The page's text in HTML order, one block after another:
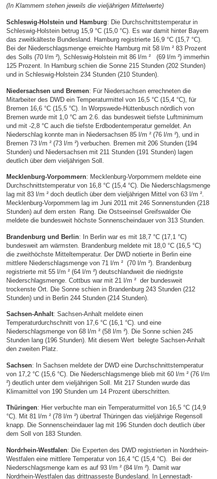
(In Klammern stehen jeweils die vieljährigen Mittelwerte)
Schleswig-Holstein und Hamburg: Die Durchschnittstemperatur in
Schleswig-Holstein betrug 15,9 °C (15,0 °C). Es war damit hinter Bayern
das zweitkälteste Bundesland. Hamburg registrierte 16,9 °C (15,7 °C).
Bei der Niederschlagsmenge erreichte Hamburg mit 58 l/m ² 83 Prozent
des Solls (70 l/m ²), Schleswig-Holstein mit 86 l/m ² (69 l/m ²) immerhin
125 Prozent. In Hamburg schien die Sonne 215 Stunden (202 Stunden)
und in Schleswig-Holstein 234 Stunden (210 Stunden).
Niedersachsen und Bremen: Für Niedersachsen errechneten die
Mitarbeiter des DWD ein Temperaturmittel von 16,5 °C (15,4 °C), für
Bremen 16,6 °C (15,5 °C). In Worpswede-Hüttenbusch nördlich von
Bremen wurde mit 1,0 °C am 2.6. das bundesweit tiefste Luftminimum
und mit -2,8 °C auch die tiefste Erdbodentemperatur gemeldet. An
Niederschlag konnte man in Niedersachsen 85 l/m ² (76 l/m ²), und in
Bremen 73 l/m ² (73 l/m ²) verbuchen. Bremen mit 206 Stunden (194
Stunden) und Niedersachsen mit 211 Stunden (191 Stunden) lagen
deutlich über dem vieljährigen Soll.
Mecklenburg-Vorpommern: Mecklenburg-Vorpommern meldete eine
Durchschnittstemperatur von 16,8 °C (15,4 °C). Die Niederschlagsmenge
lag mit 83 l/m ² doch deutlich über dem vieljährigen Mittel von 63 l/m ².
Mecklenburg-Vorpommern lag im Juni 2011 mit 246 Sonnenstunden (218
Stunden) auf dem ersten Rang. Die Ostseeinsel Greifswalder Oie
meldete die bundesweit höchste Sonnenscheindauer von 313 Stunden.
Brandenburg und Berlin: In Berlin war es mit 18,7 °C (17,1 °C)
bundesweit am wärmsten. Brandenburg meldete mit 18,0 °C (16,5 °C)
die zweithöchste Mitteltemperatur. Der DWD notierte in Berlin eine
mittlere Niederschlagsmenge von 71 l/m ² (70 l/m ²). Brandenburg
registrierte mit 55 l/m ² (64 l/m ²) deutschlandweit die niedrigste
Niederschlagsmenge. Cottbus war mit 21 l/m ² der bundesweit
trockenste Ort. Die Sonne schien in Brandenburg 243 Stunden (212
Stunden) und in Berlin 244 Stunden (214 Stunden).
Sachsen-Anhalt: Sachsen-Anhalt meldete einen
Temperaturdurchschnitt von 17,6 °C (16,1 °C). und eine
Niederschlagsmenge von 68 l/m ² (58 l/m ²). Die Sonne schien 245
Stunden lang (196 Stunden). Mit diesem Wert belegte Sachsen-Anhalt
den zweiten Platz.
Sachsen: In Sachsen meldete der DWD eine Durchschnittstemperatur
von 17,2 °C (15,6 °C). Die Niederschlagsmenge blieb mit 60 l/m ² (76 l/m
²) deutlich unter dem vieljährigen Soll. Mit 217 Stunden wurde das
Klimamittel von 190 Stunden um 14 Prozent überschritten.
Thüringen: Hier verbuchte man ein Temperaturmittel von 16,5 °C (14,9
°C). Mit 81 l/m ² (78 l/m ²) übertraf Thüringen das vieljährige Regensoll
knapp. Die Sonnenscheindauer lag mit 196 Stunden doch deutlich über
dem Soll von 183 Stunden.
Nordrhein-Westfalen: Die Experten des DWD registrierten in Nordrhein-
Westfalen eine mittlere Temperatur von 16,4 °C (15,4 °C). Bei der
Niederschlagsmenge kam es auf 93 l/m ² (84 l/m ²). Damit war
Nordrhein-Westfalen das drittnasseste Bundesland. In Lennestadt-